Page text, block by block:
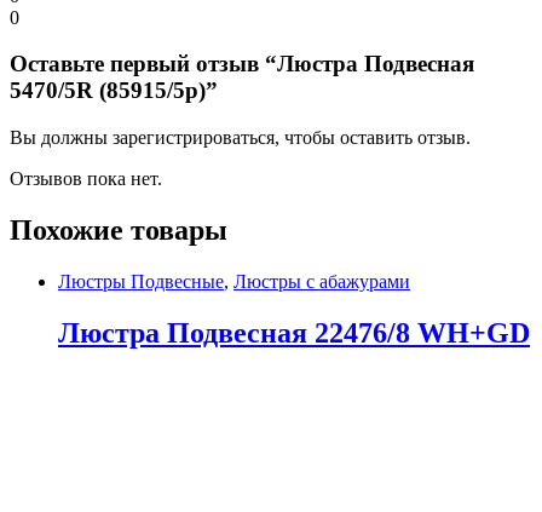
0
Оставьте первый отзыв “Люстра Подвесная
5470/5R (85915/5p)”
Вы должны зарегистрироваться, чтобы оставить отзыв.
Отзывов пока нет.
Похожие товары
Люстры Подвесные, Люстры с абажурами
Люстра Подвесная 22476/8 WH+GD